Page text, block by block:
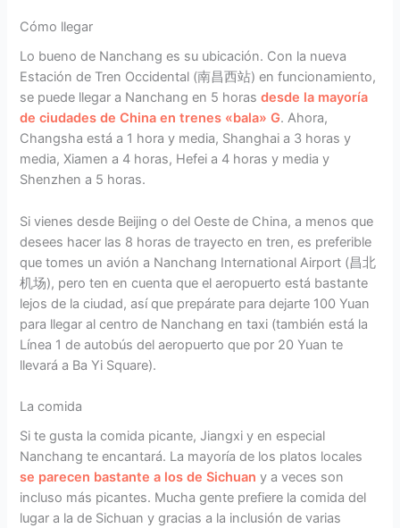
Cómo llegar
Lo bueno de Nanchang es su ubicación. Con la nueva
Estación de Tren Occidental (南昌西站) en funcionamiento,
se puede llegar a Nanchang en 5 horasdesde la mayoría
de ciudades de China en trenes «bala» G. Ahora,
Changsha está a 1 hora y media, Shanghai a 3 horas y
media, Xiamen a 4 horas, Hefei a 4 horas y media y
Shenzhen a 5 horas.
Si vienes desde Beijing o del Oeste de China, a menos que
desees hacer las 8 horas de trayecto en tren, es preferible
que tomes un avión a Nanchang International Airport (昌北
机场), pero ten en cuenta que el aeropuerto está bastante
lejos de la ciudad, así que prepárate para dejarte 100 Yuan
para llegar al centro de Nanchang en taxi (también está la
Línea 1 de autobús del aeropuerto que por 20 Yuan te
llevará a Ba Yi Square).
La comida
Si te gusta la comida picante, Jiangxi y en especial
Nanchang te encantará. La mayoría de los platos locales
se parecen bastante a los de Sichuan y a veces son
incluso más picantes. Mucha gente prefiere la comida del
lugar a la de Sichuan y gracias a la inclusión de varias